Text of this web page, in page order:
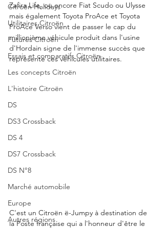
Citroën Holidays
Utilitaires Citroën
Futures Citroën
Essais et comparatifs Citroën
Les concepts Citroën
L'histoire Citroën
DS
DS3 Crossback
DS 4
DS7 Crossback
DS N°8
Marché automobile
Europe
Autres régions
Zafira Life, ou encore Fiat Scudo ou Ulysse
mais également Toyota ProAce et Toyota
ProAce Verso vient de passer le cap du
millionième véhicule produit dans l'usine
d'Hordain signe de l'immense succès que
représente ces véhicules utilitaires.
C'est un Citroën ë-Jumpy à destination de
la Poste française qui a l'honneur d'être le